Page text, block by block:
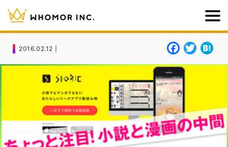
2016.02.12 | F
a
c
e
b
o
o
k
T
w
r
a
a